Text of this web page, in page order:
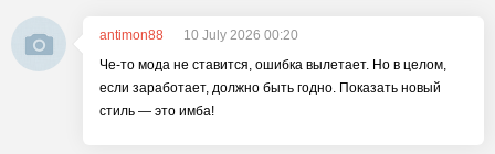
antimon88
10 July 2026 00:20
Че-то мода не ставится, ошибка вылетает. Но в целом,
если заработает, должно быть годно. Показать новый
стиль — это имба!